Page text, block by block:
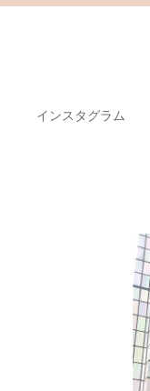
インスタグラム